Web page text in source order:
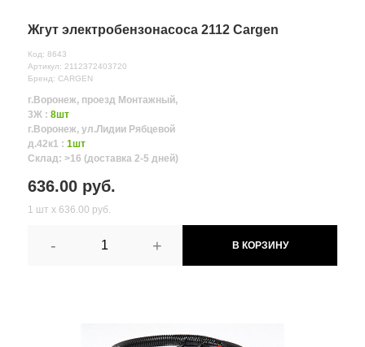
Жгут электробензонасоса 2112 Cargen
Код: 8643
Артикул: 2112372403720
Бренд: CARGEN
г.Воронеж, проезд Монтажный,
3Ж : 8шт
г.Воронеж, ул.Лидии Рябцевой
д.42к1 : 1шт
Склад: >16 (доставка 2-5 дней)
636.00 руб.
1 шт х 636.00 руб.
- + В КОРЗИНУ